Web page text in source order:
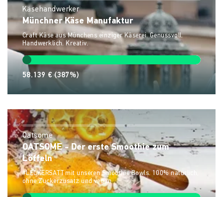
Käsehandwerker
Münchner Käse Manufaktur
Craft Käse aus Münchens einziger Käserei. Genussvoll.
Handwerklich. Kreativ.
58.139 €(387%)
Oatsome
OATSOME - Der erste Smoothie zum
Löffeln
#LECKERSATT mit unseren Smoothie Bowls. 100% natürlich,
ohne Zuckerzusatz und vegan